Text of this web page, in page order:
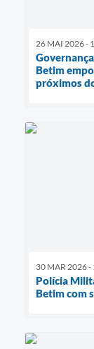
26 MAI 2026 -
Betim
próximos
30 MAR 2026 -
Polícia
Betim com